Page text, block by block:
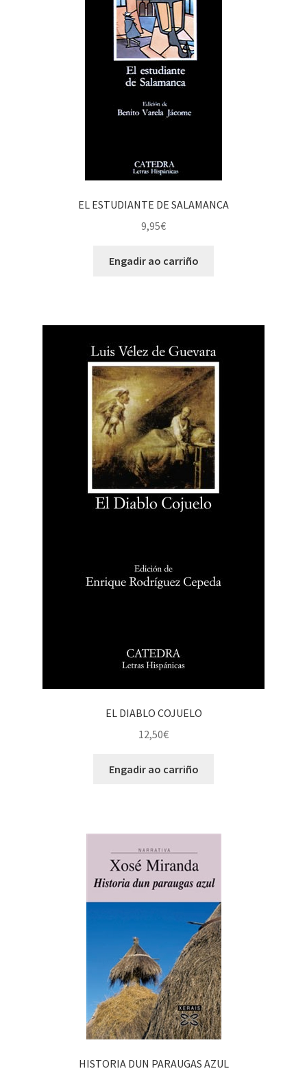
EL ESTUDIANTE DE SALAMANCA
9,95€
Engadir ao carriño
EL DIABLO COJUELO
12,50€
Engadir ao carriño
HISTORIA DUN PARAUGAS AZUL